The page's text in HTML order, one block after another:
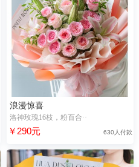
浪漫惊喜
洛神玫瑰16枝，粉百合··
￥290元 630人付款